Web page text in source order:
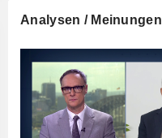
Analysen / Meinungen